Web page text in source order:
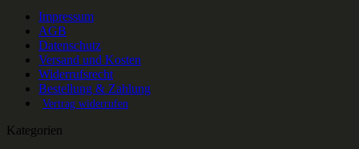
Impressum
AGB
Datenschutz
Versand und Kosten
Widerrufsrecht
Bestellung & Zahlung
Vertrag widerrufen
Kategorien